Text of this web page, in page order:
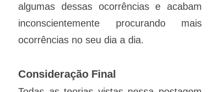
algumas dessas ocorrências e acabam
inconscientemente procurando mais
ocorrências no seu dia a dia.
Consideração Final